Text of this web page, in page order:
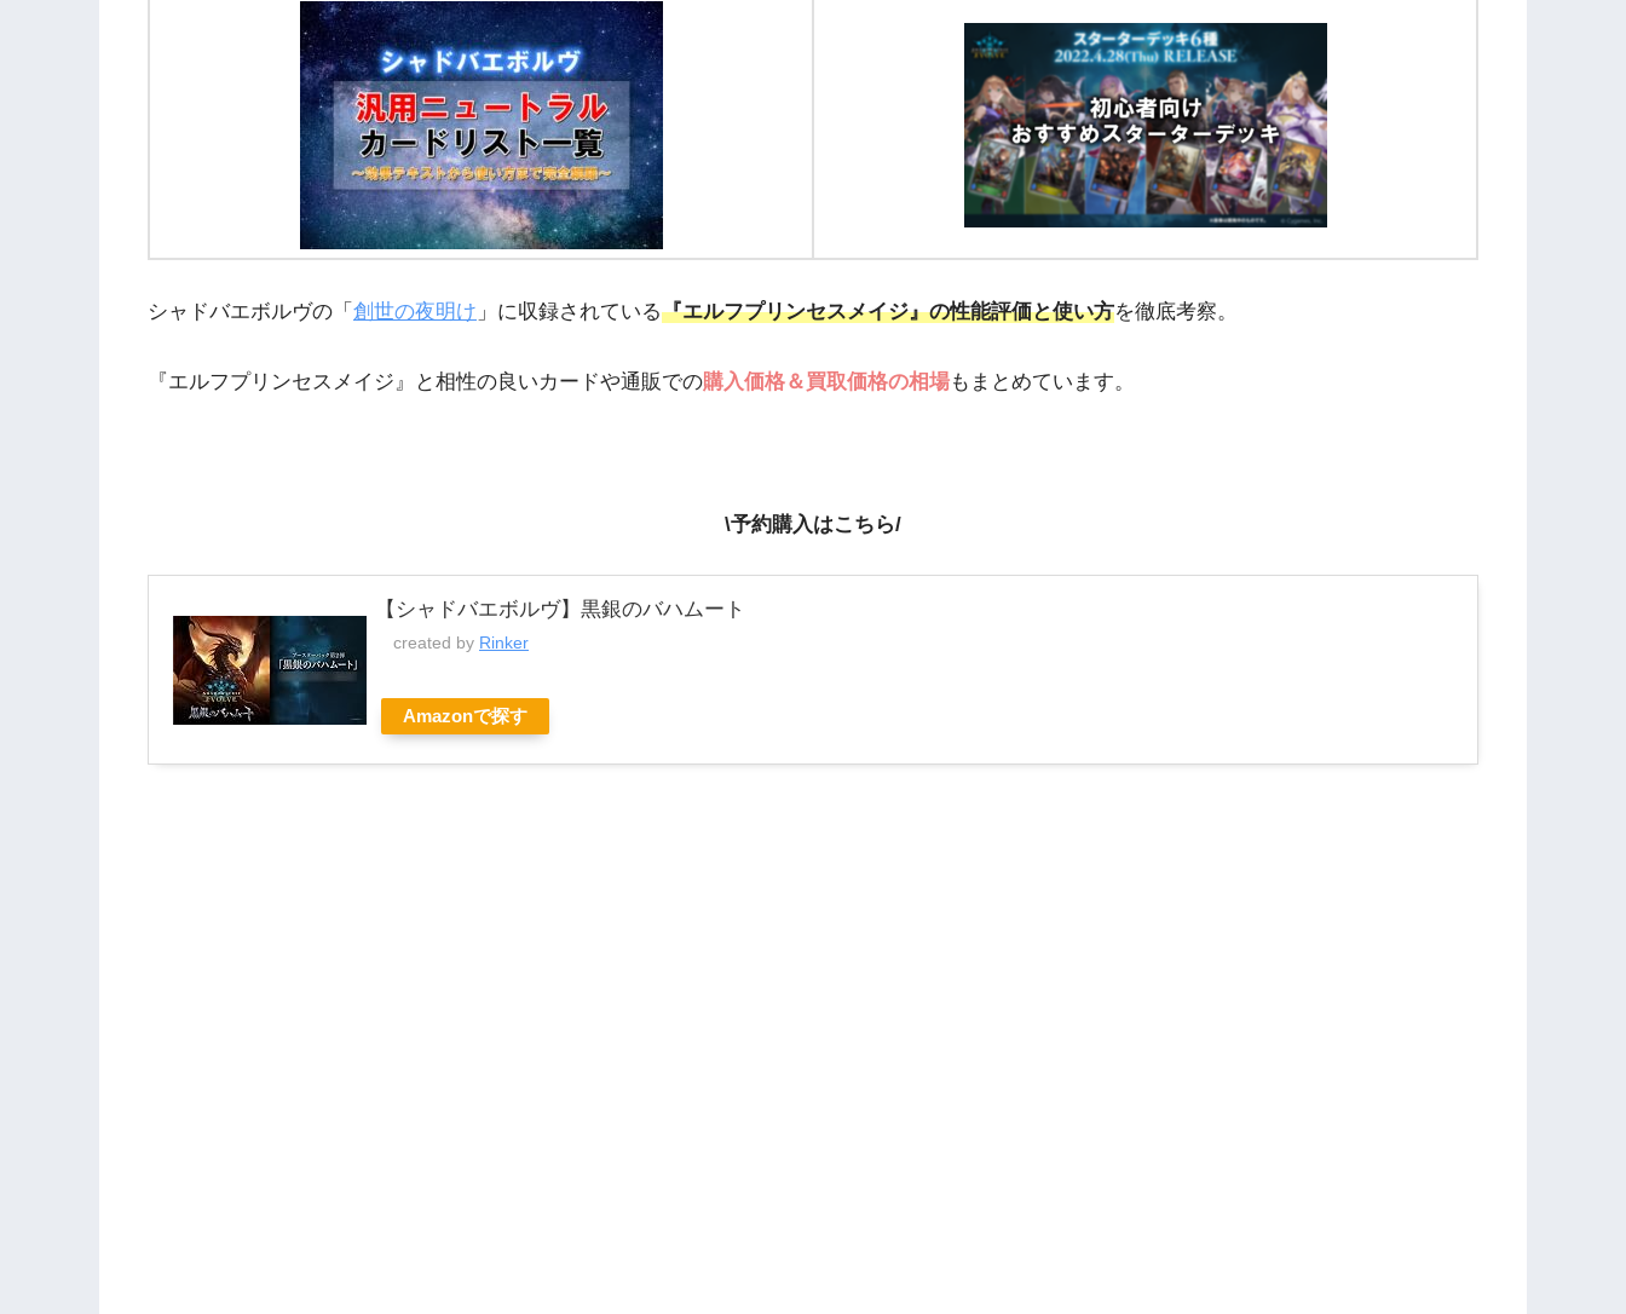
シャドバエボルヴの「 創世の夜明け 」に収録されている『エルフプリンセスメイジ』の性能評価と使い方を徹底考察。
『エルフプリンセスメイジ』と相性の良いカードや通販での購入価格＆買取価格の相場もまとめています。
\予約購入はこちら/
【シャドバエボルヴ】黒銀のバハムート
created by Rinker
Amazonで探す